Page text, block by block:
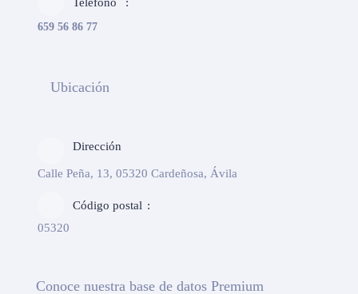
659 56 86 77
Ubicación
Dirección
Calle Peña, 13, 05320 Cardeñosa, Ávila
Código postal
05320
Conoce nuestra base de datos Premium